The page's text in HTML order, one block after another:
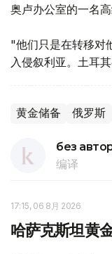
奥卢办公室的一名高
"他们只是在转移对
入侵叙利亚。土耳
黄金储备 俄罗斯
без
编译
17:15, 06 8月 2026
哈萨克斯坦黄